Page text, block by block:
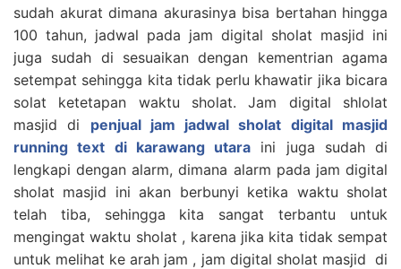
sudah akurat dimana akurasinya bisa bertahan hingga
100 tahun, jadwal pada jam digital sholat masjid ini
juga sudah di sesuaikan dengan kementrian agama
setempat sehingga kita tidak perlu khawatir jika bicara
solat ketetapan waktu sholat. Jam digital shlolat
masjid di penjual jam jadwal sholat digital masjid
running text di karawang utara ini juga sudah di
lengkapi dengan alarm, dimana alarm pada jam digital
sholat masjid ini akan berbunyi ketika waktu sholat
telah tiba, sehingga kita sangat terbantu untuk
mengingat waktu sholat , karena jika kita tidak sempat
untuk melihat ke arah jam , jam digital sholat masjid di